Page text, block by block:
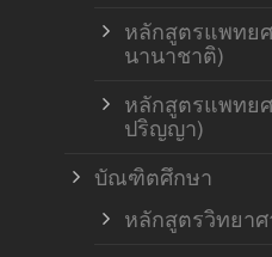
หลักสูตรแพทย
นานาชาติ)
หลักสูตรแพทย
ปริญญา)
บัณฑิตศึกษา
หลักสูตรวิทยา